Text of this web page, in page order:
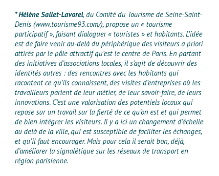
* Hélène Sallet-Lavorel, du Comité du Tourisme de Seine-Saint-
Denis (www.tourisme93.com/), propose un « tourisme
participatif », faisant dialoguer « touristes » et habitants. L’idée
est de faire venir au-delà du périphérique des visiteurs a priori
attirés par le pôle attractif qu’est le centre de Paris. En partant
des initiatives d’associations locales, il s’agit de découvrir des
identités autres : des rencontres avec les habitants qui
racontent ce qu’ils connaissent, des visites d’entreprises où les
travailleurs parlent de leur métier, de leur savoir-faire, de leurs
innovations. C’est une valorisation des potentiels locaux qui
repose sur un travail sur la fierté de ce qu’on est et qui permet
de bien intégrer les visiteurs. Il y a ici un changement d’échelle
au delà de la ville, qui est susceptible de faciliter les échanges,
et qu’il faut encourager. Mais pour cela il serait bon, déjà,
d’améliorer la signalétique sur les réseaux de transport en
région parisienne.